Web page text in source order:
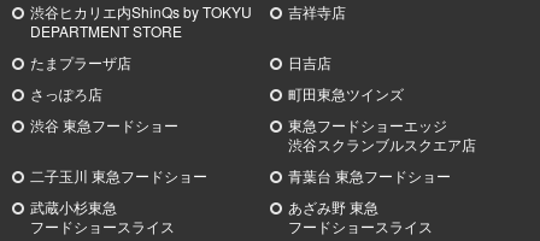
渋谷ヒカリエ内ShinQs by TOKYU
DEPARTMENT STORE
吉祥寺店
たまプラーザ店
日吉店
さっぽろ店
町田東急ツインズ
渋谷 東急フードショー
東急フードショーエッジ
渋谷スクランブルスクエア店
二子玉川 東急フードショー
青葉台 東急フードショー
武蔵小杉東急
フードショースライス
あざみ野東急
フードショースライス